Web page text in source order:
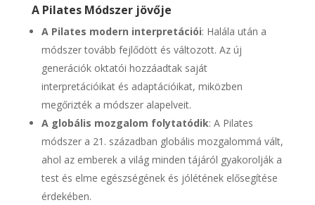
A Pilates Módszer jövője
A Pilates modern interpretációi: Halála után a
módszer tovább fejlődött és változott. Az új
generációk oktatói hozzáadtak saját
interpretációikat és adaptációikat, miközben
megőrizték a módszer alapelveit.
A globális mozgalom folytatódik: A Pilates
módszer a 21. században globális mozgalommá vált,
ahol az emberek a világ minden tájáról gyakorolják a
test és elme egészségének és jólétének elősegítése
érdekében.